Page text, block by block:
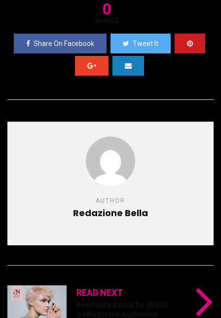
0
SHARES
Share On Facebook Tweet It
AUTHOR
Redazione Bella
READ NEXT